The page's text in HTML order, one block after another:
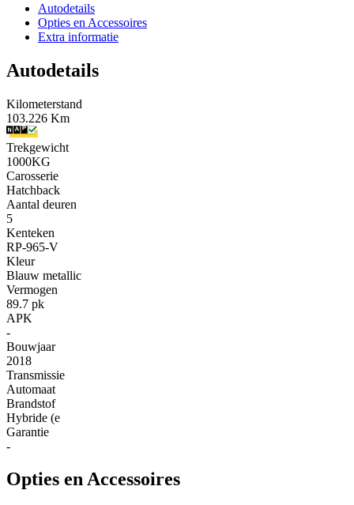
Autodetails
Opties en Accessoires
Extra informatie
Autodetails
Kilometerstand
103.226 Km
Trekgewicht
1000KG
Carosserie
Hatchback
Aantal deuren
5
Kenteken
RP-965-V
Kleur
Blauw metallic
Vermogen
89.7 pk
APK
-
Bouwjaar
2018
Transmissie
Automaat
Brandstof
Hybride (e
Garantie
-
Opties en Accessoires